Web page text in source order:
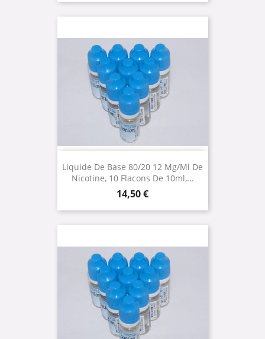
Liquide De Base 80/20 12 Mg/ml De
Nicotine, 10 Flacons De 10ml,...
Prix
14,50 €